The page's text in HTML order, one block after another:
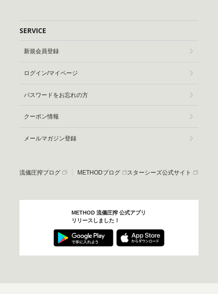
SERVICE
新規会員登録
ログイン/マイページ
パスワードをお忘れの方
クーポン情報
メールマガジン登録
流儀圧搾ブログ METHODブログ スターシーズ公式サイト
METHOD 流儀圧搾 公式アプリ
リリースしました！